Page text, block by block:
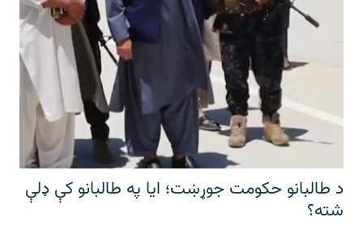
د طالبانو حکومت جوړښت؛ ایا په طالبانو کې ډلې
شته؟